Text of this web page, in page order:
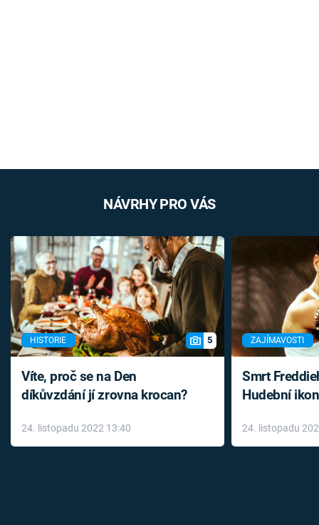
NÁVRHY PRO VÁS
HISTORIE 5
Víte, proč se na Den
díkůvzdání jí zrovna krocan?
24. listopadu 2022 13:40
ZAJÍMAVOSTI
Smrt
Hudební
léky
24. listopadu